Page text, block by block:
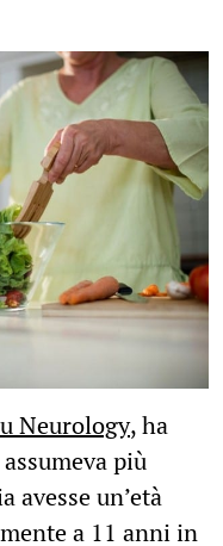
Neurology, ha
più
avesse un’età
a 11 anni in